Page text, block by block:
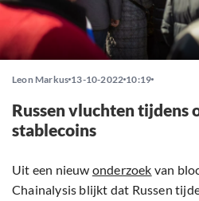
Leon Markus 13-10-2022 10:19
Russen vluchten tijdens
stablecoins
Uit een nieuw onderzoek van
Chainalysis blijkt dat Russen